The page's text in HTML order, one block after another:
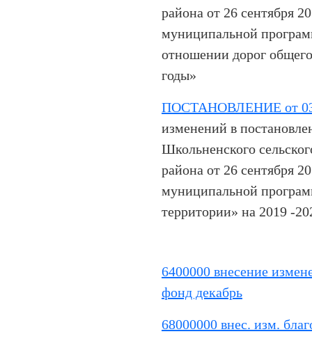
района от 26 сентября
муниципальной
отношении дорог
годы»
ПОСТАНОВЛЕНИЕ от
изменений в
Школьненского
района от 26 сентября
муниципальной
территории» на 2019 -
6400000 внесение
фонд декабрь
68000000 внес. изм.